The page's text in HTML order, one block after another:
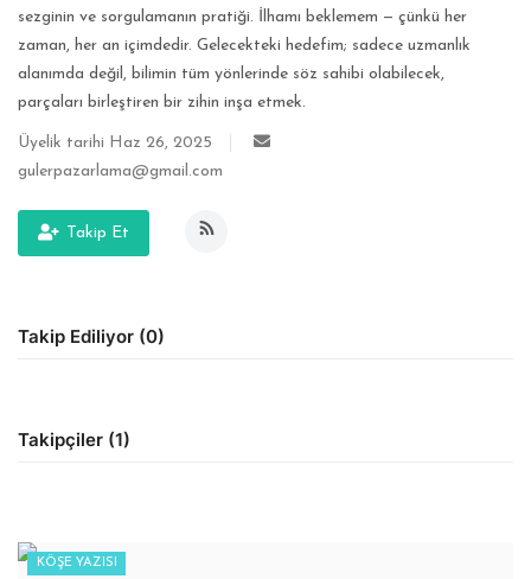
sezginin ve sorgulamanın pratiği. İlhamı beklemem — çünkü her
zaman, her an içimdedir. Gelecekteki hedefim; sadece uzmanlık
alanımda değil, bilimin tüm yönlerinde söz sahibi olabilecek,
parçaları birleştiren bir zihin inşa etmek.
Üyelik tarihi Haz 26, 2025
gulerpazarlama@gmail.com
Takip Et
Takip Ediliyor (0)
Takipçiler (1)
KÖŞE YAZISI